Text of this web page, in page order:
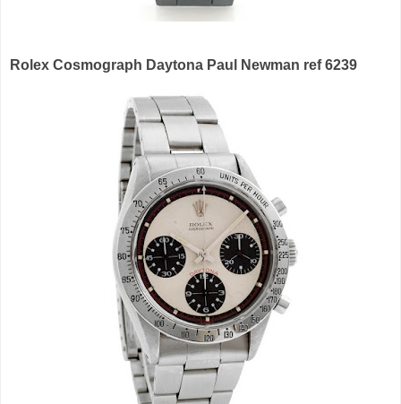
Rolex Cosmograph Daytona Paul Newman ref 6239